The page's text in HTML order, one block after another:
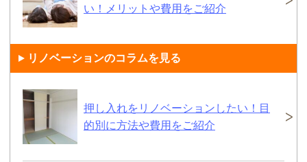
い！メリットや費用をご紹介
リノベーションのコラムを見る
押し入れをリノベーションしたい！目
的別に方法や費用をご紹介